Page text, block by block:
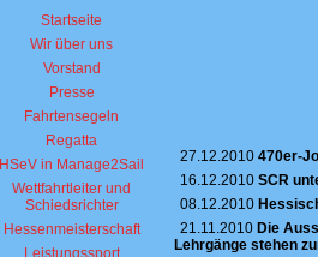
Startseite
Wir über uns
Vorstand
Presse
Fahrtensegeln
Regatta
HSeV in Manage2Sail
Wettfahrtleiter und
Schiedsrichter
Hessenmeisterschaft
Leistungssport
27.12.2010 470er-
16.12.2010 SCR
08.12.2010
21.11.2010 Die
Lehrgänge stehen